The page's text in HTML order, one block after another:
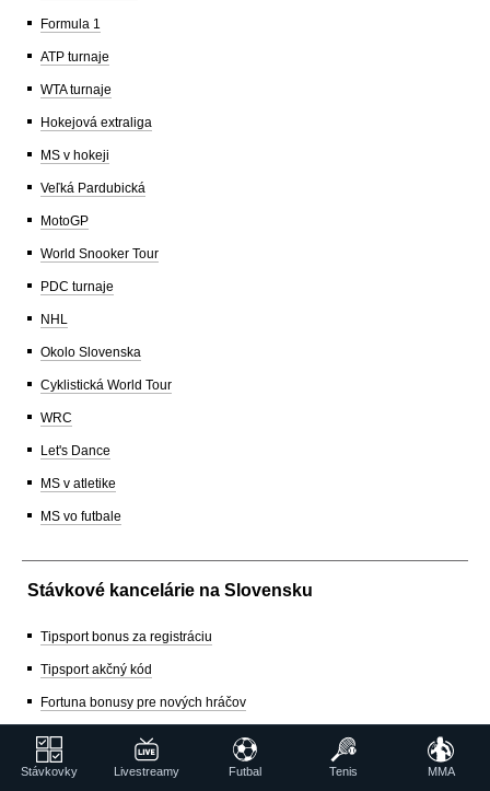
Formula 1
ATP turnaje
WTA turnaje
Hokejová extraliga
MS v hokeji
Veľká Pardubická
MotoGP
World Snooker Tour
PDC turnaje
NHL
Okolo Slovenska
Cyklistická World Tour
WRC
Let's Dance
MS v atletike
MS vo futbale
Stávkové kancelárie na Slovensku
Tipsport bonus za registráciu
Tipsport akčný kód
Fortuna bonusy pre nových hráčov
Fortuna promo kód
Doxxbet registračný bonus
Stávkovky Livestreamy Futbal Tenis MMA